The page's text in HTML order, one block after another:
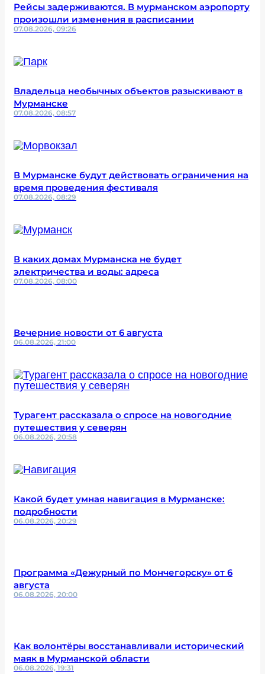
Рейсы задерживаются. В мурманском аэропорту
произошли изменения в расписании
07.08.2026, 09:26
Владельца необычных объектов разыскивают в
Мурманске
07.08.2026, 08:57
В Мурманске будут действовать ограничения на
время проведения фестиваля
07.08.2026, 08:29
В каких домах Мурманска не будет
электричества и воды: адреса
07.08.2026, 08:00
Вечерние новости от 6 августа
06.08.2026, 21:00
Турагент рассказала о спросе на новогодние
путешествия у северян
06.08.2026, 20:58
Какой будет умная навигация в Мурманске:
подробности
06.08.2026, 20:29
Программа «Дежурный по Мончегорску» от 6
августа
06.08.2026, 20:00
Как волонтёры восстанавливали исторический
маяк в Мурманской области
06.08.2026, 19:31